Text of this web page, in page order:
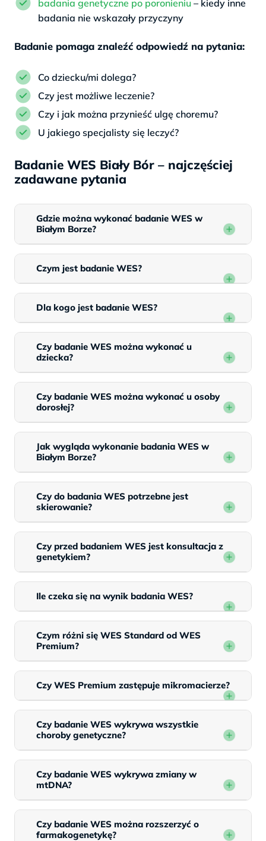
badania genetyczne po poronieniu – kiedy inne
badania nie wskazały przyczyny
Badanie pomaga znaleźć odpowiedź na pytania:
Co dziecku/mi dolega?
Czy jest możliwe leczenie?
Czy i jak można przynieść ulgę choremu?
U jakiego specjalisty się leczyć?
Badanie WES Biały Bór – najczęściej
zadawane pytania
Gdzie można wykonać badanie WES w
Białym Borze?
Czym jest badanie WES?
Dla kogo jest badanie WES?
Czy badanie WES można wykonać u
dziecka?
Czy badanie WES można wykonać u osoby
dorosłej?
Jak wygląda wykonanie badania WES w
Białym Borze?
Czy do badania WES potrzebne jest
skierowanie?
Czy przed badaniem WES jest konsultacja z
genetykiem?
Ile czeka się na wynik badania WES?
Czym różni się WES Standard od WES
Premium?
Czy WES Premium zastępuje mikromacierze?
Czy badanie WES wykrywa wszystkie
choroby genetyczne?
Czy badanie WES wykrywa zmiany w
mtDNA?
Czy badanie WES można rozszerzyć o
farmakogenetykę?